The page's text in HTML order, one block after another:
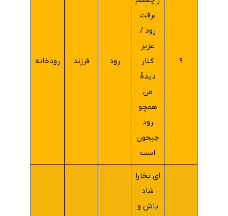
۹
برفت
رود /
عزیز
کنار
دیدۀ
من
همچو
رود
جیحون
است
رود فرزند رودخانه
ای بخارا
شاد
باش و